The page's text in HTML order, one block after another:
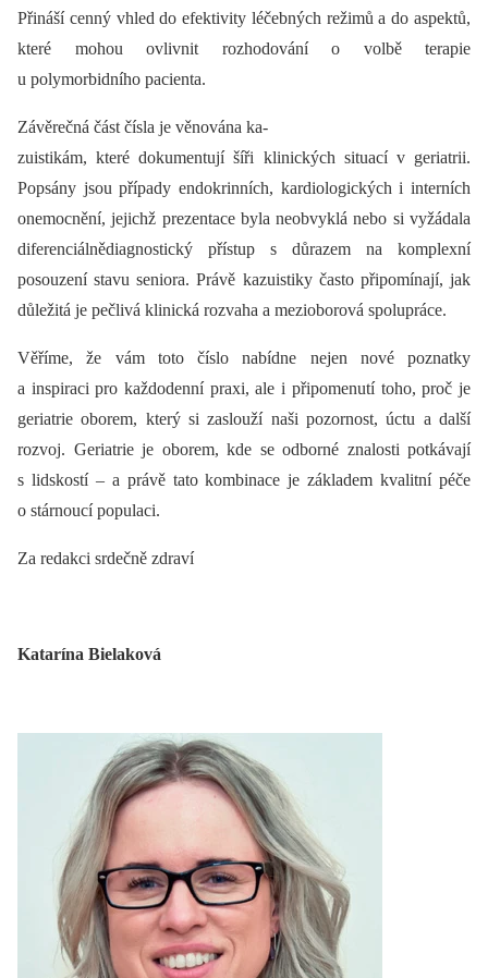
Přináší cenný vhled do efektivity léčebných režimů a do aspektů,
které mohou ovlivnit rozhodování o volbě terapie
u polymorbidního pacienta.
Závěrečná část čísla je věnována ka-
zuistikám, které dokumentují šíři klinických situací v geriatrii.
Popsány jsou případy endokrinních, kardiologických i interních
onemocnění, jejichž prezentace byla neobvyklá nebo si vyžádala
diferenciálnědiagnostický přístup s důrazem na komplexní
posouzení stavu seniora. Právě kazuistiky často připomínají, jak
důležitá je pečlivá klinická rozvaha a mezioborová spolupráce.
Věříme, že vám toto číslo nabídne nejen nové poznatky
a inspiraci pro každodenní praxi, ale i připomenutí toho, proč je
geriatrie oborem, který si zaslouží naši pozornost, úctu a další
rozvoj. Geriatrie je oborem, kde se odborné znalosti potkávají
s lidskostí –⁠ a právě tato kombinace je základem kvalitní péče
o stárnoucí populaci.
Za redakci srdečně zdraví
Katarína Bielaková